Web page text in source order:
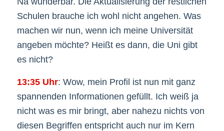
Schulen brauche ich wohl nicht angehen. Was
machen wir nun, wenn ich meine Universität
angeben möchte? Heißt es dann, die Uni gibt
es nicht?
13:35 Uhr: Wow, mein Profil ist nun mit ganz
spannenden Informationen gefüllt. Ich weiß ja
nicht was es mir bringt, aber nahezu nichts von
diesen Begriffen entspricht auch nur im Kern